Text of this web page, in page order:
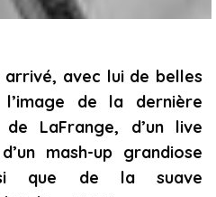
arrivé, avec lui de belles
de la dernière
de LaFrange, d’un live
mash-up grandiose
que de la suave